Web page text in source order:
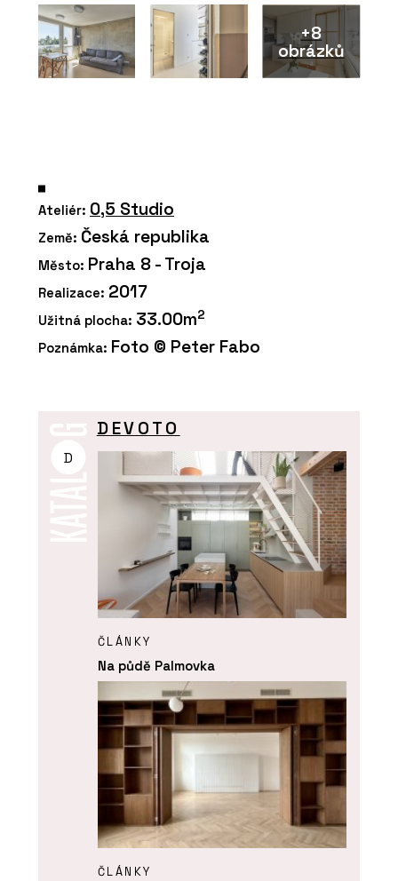
+8
obrázků
Ateliér: 0,5 Studio
Země: Česká republika
Město: Praha 8 - Troja
Realizace: 2017
Užitná plocha: 33.00m2
Poznámka: Foto © Peter Fabo
D
DEVOTO
ČLÁNKY
Na půdě Palmovka
ČLÁNKY